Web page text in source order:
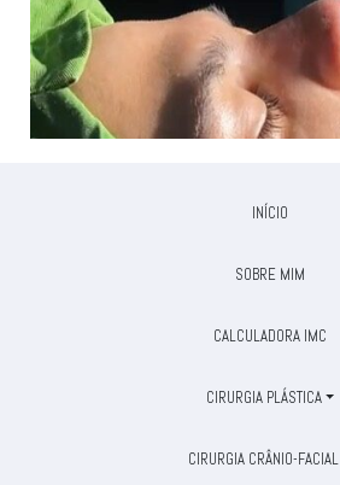
INÍCIO
SOBRE MIM
CALCULADORA IMC
CIRURGIA PLÁSTICA
CIRURGIA CRÂNIO-FACIAL